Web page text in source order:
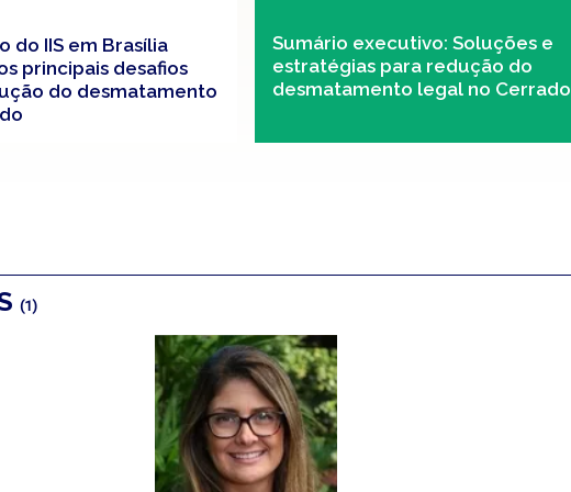
do IIS em Brasília
principais desafios
do desmatamento
Sumário executivo: Soluções e
estratégias para redução do
desmatamento legal no Cerrado
(1)